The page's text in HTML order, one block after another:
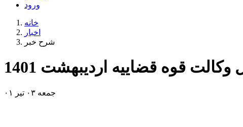
ورود
خانه
اخبار
شرح خبر
قوه قضاییه اردیبهشت 1401
جمعه ۰۳ تیر ۰۱